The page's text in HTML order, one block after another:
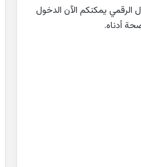
يمكنكم الآن الدخول
أدناه.